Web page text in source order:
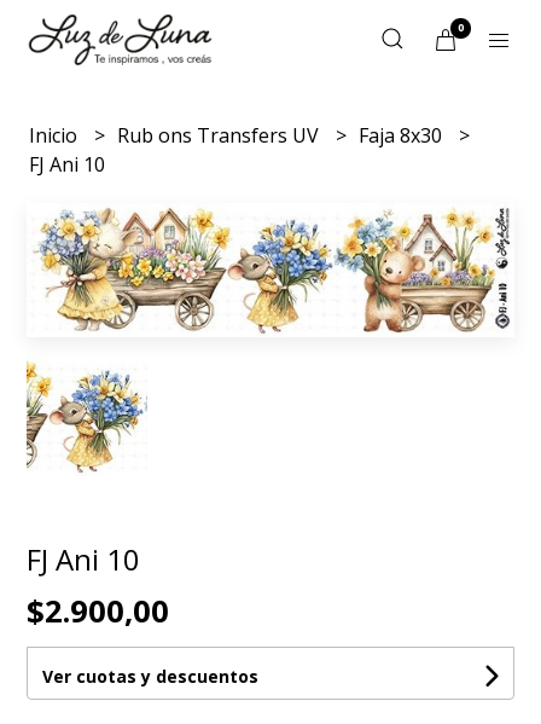
0
Inicio Rub ons Transfers UV
Faja 8x30
FJ Ani 10
FJ Ani 10
$2.900,00
Ver cuotas y descuentos